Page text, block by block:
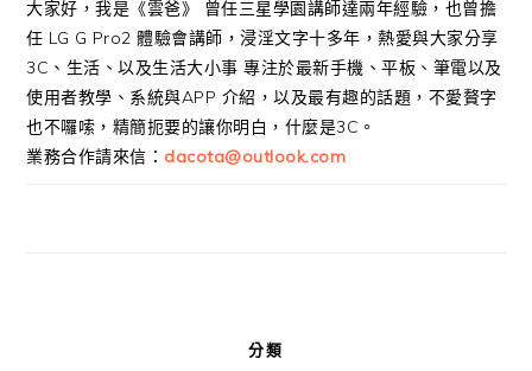
大家好，我是《雲爸》 曾任三星學園講師達兩年經驗，也曾擔
任 LG G Pro2 體驗會講師，浸淫文字十多年，熱愛與大家分享
3C、生活、以及生活大小事 專注於最新手機、平板、筆電以及
使用者教學、系統與APP 介紹，以及最有趣的話題，不愛贅字
也不囉嗦，精簡扼要的讓你明白，什麼是3C。
業務合作請來信： dacota@outlook.com
分類